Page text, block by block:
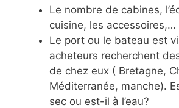
Le nombre de cabines,
cuisine, les accessoires,…
Le port ou le bateau est
acheteurs recherchent
de chez eux ( Bretagne,
Méditerranée, manche).
sec ou est-il à l’eau?